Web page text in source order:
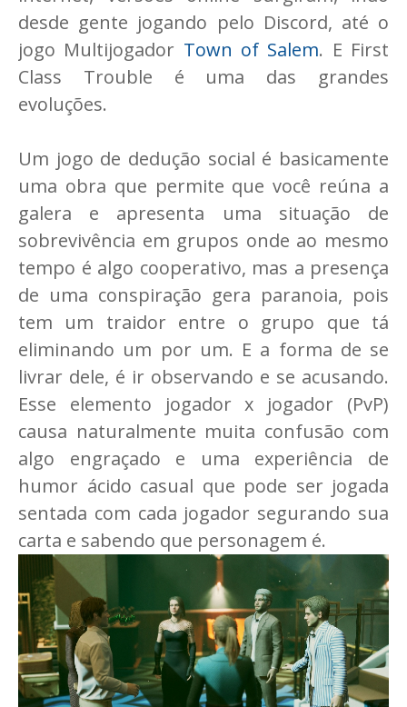
desde gente jogando pelo Discord, até o
jogo Multijogador Town of Salem. E First
Class Trouble é uma das grandes
evoluções.
Um jogo de dedução social é basicamente
uma obra que permite que você reúna a
galera e apresenta uma situação de
sobrevivência em grupos onde ao mesmo
tempo é algo cooperativo, mas a presença
de uma conspiração gera paranoia, pois
tem um traidor entre o grupo que tá
eliminando um por um. E a forma de se
livrar dele, é ir observando e se acusando.
Esse elemento jogador x jogador (PvP)
causa naturalmente muita confusão com
algo engraçado e uma experiência de
humor ácido casual que pode ser jogada
sentada com cada jogador segurando sua
carta e sabendo que personagem é.